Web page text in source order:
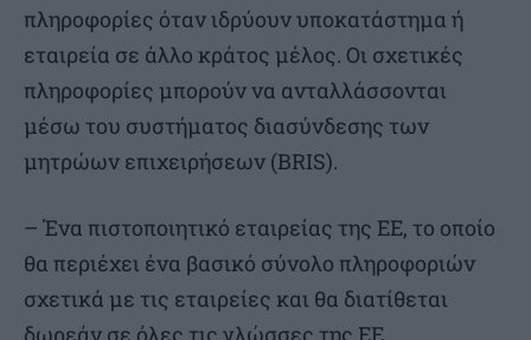
πληροφορίες όταν ιδρύουν υποκατάστημα ή
εταιρεία σε άλλο κράτος μέλος. Οι σχετικές
πληροφορίες μπορούν να ανταλλάσσονται
μέσω του συστήματος διασύνδεσης των
μητρώων επιχειρήσεων (BRIS).
– Ένα πιστοποιητικό εταιρείας της ΕΕ, το οποίο
θα περιέχει ένα βασικό σύνολο πληροφοριών
σχετικά με τις εταιρείες και θα διατίθεται
δωρεάν σε όλες τις γλώσσες της ΕΕ.